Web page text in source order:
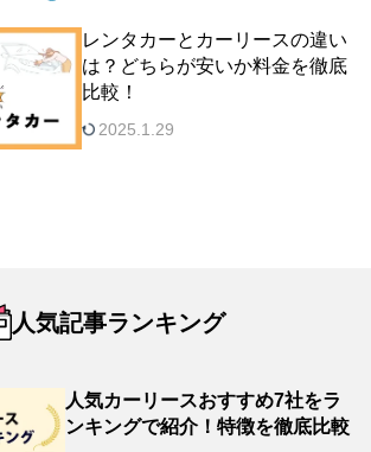
レンタカーとカーリースの違い
は？どちらが安いか料金を徹底
比較！
2025.1.29
人気記事ランキング
人気カーリースおすすめ7社をラ
ンキングで紹介！特徴を徹底比較